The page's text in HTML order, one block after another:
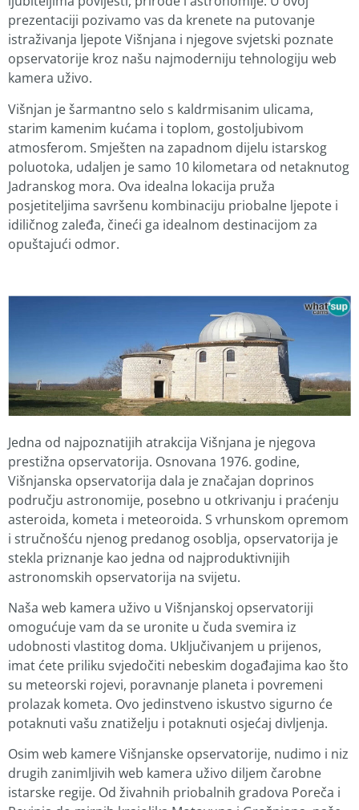
prezentaciji pozivamo vas da krenete na putovanje
istraživanja ljepote Višnjana i njegove svjetski poznate
opservatorije kroz našu najmoderniju tehnologiju web
kamera uživo.
Višnjan je šarmantno selo s kaldrmisanim ulicama,
starim kamenim kućama i toplom, gostoljubivom
atmosferom. Smješten na zapadnom dijelu istarskog
poluotoka, udaljen je samo 10 kilometara od netaknutog
Jadranskog mora. Ova idealna lokacija pruža
posjetiteljima savršenu kombinaciju priobalne ljepote i
idiličnog zaleđa, čineći ga idealnom destinacijom za
opuštajući odmor.
Jedna od najpoznatijih atrakcija Višnjana je njegova
prestižna opservatorija. Osnovana 1976. godine,
Višnjanska opservatorija dala je značajan doprinos
području astronomije, posebno u otkrivanju i praćenju
asteroida, kometa i meteoroida. S vrhunskom opremom
i stručnošću njenog predanog osoblja, opservatorija je
stekla priznanje kao jedna od najproduktivnijih
astronomskih opservatorija na svijetu.
Naša web kamera uživo u Višnjanskoj opservatoriji
omogućuje vam da se uronite u čuda svemira iz
udobnosti vlastitog doma. Uključivanjem u prijenos,
imat ćete priliku svjedočiti nebeskim događajima kao što
su meteorski rojevi, poravnanje planeta i povremeni
prolazak kometa. Ovo jedinstveno iskustvo sigurno će
potaknuti vašu znatiželju i potaknuti osjećaj divljenja.
Osim web kamere Višnjanske opservatorije, nudimo i niz
drugih zanimljivih web kamera uživo diljem čarobne
istarske regije. Od živahnih priobalnih gradova Poreča i